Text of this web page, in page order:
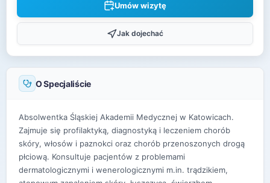
Umów wizytę
Jak dojechać
O Specjaliście
Absolwentka Śląskiej Akademii Medycznej w Katowicach.
Zajmuje się profilaktyką, diagnostyką i leczeniem chorób
skóry, włosów i paznokci oraz chorób przenoszonych drogą
płciową. Konsultuje pacjentów z problemami
dermatologicznymi i wenerologicznymi m.in. trądzikiem,